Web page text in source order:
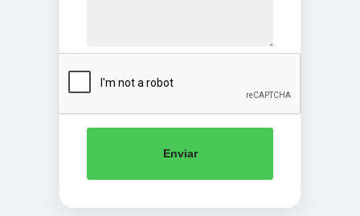
Enviar